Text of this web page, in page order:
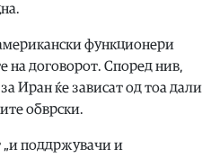
функционери
на договорот. Според нив,
Иран ќе зависат од тоа дали
обврски.
„и поддржувачи и